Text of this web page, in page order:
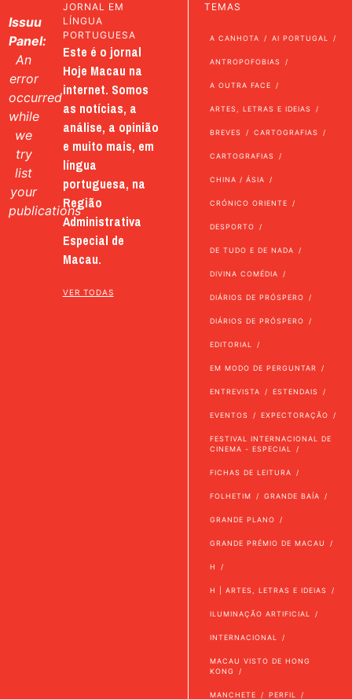
Issuu
Panel:
An
error
occurred
while
we
try
list
your
publications
JORNAL EM
LÍNGUA
PORTUGUESA
Este é o jornal
Hoje Macau na
internet. Somos
as notícias, a
análise, a opinião
e muito mais, em
língua
portuguesa, na
Região
Administrativa
Especial de
Macau.
VER TODAS
TEMAS
A CANHOTA AI PORTUGAL
ANTROPOFOBIAS
A OUTRA FACE
ARTES, LETRAS E IDEIAS
BREVES CARTOGRAFIAS
CARTOGRAFIAS
CHINA / ÁSIA
CRÓNICO ORIENTE
DESPORTO
DE TUDO E DE NADA
DIVINA COMÉDIA
DIÁRIOS DE PRÓSPERO
DIÁRIOS DE PRÓSPERO
EDITORIAL
EM MODO DE PERGUNTAR
ENTREVISTA ESTENDAIS
EVENTOS EXPECTORAÇÃO
FESTIVAL INTERNACIONAL DE
CINEMA - ESPECIAL
FICHAS DE LEITURA
FOLHETIM GRANDE BAÍA
GRANDE PLANO
GRANDE PRÉMIO DE MACAU
H
H | ARTES, LETRAS E IDEIAS
ILUMINAÇÃO ARTIFICIAL
INTERNACIONAL
MACAU VISTO DE HONG
KONG
MANCHETE PERFIL